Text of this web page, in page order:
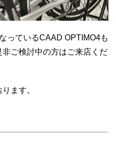
っているCAAD OPTIMO4も
ご検討中の方はご来店くだ
ます。